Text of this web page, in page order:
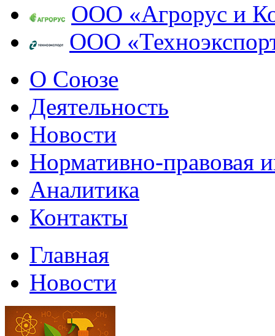
ООО «Агрорус и
ООО
О Союзе
Деятельность
Новости
Нормативно-правовая
Аналитика
Контакты
Главная
Новости